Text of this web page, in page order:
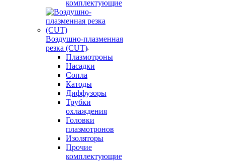
комплектующие
Воздушно-плазменная
резка (CUT)
Плазмотроны
Насадки
Сопла
Катоды
Диффузоры
Трубки
охлаждения
Головки
плазмотронов
Изоляторы
Прочие
комплектующие